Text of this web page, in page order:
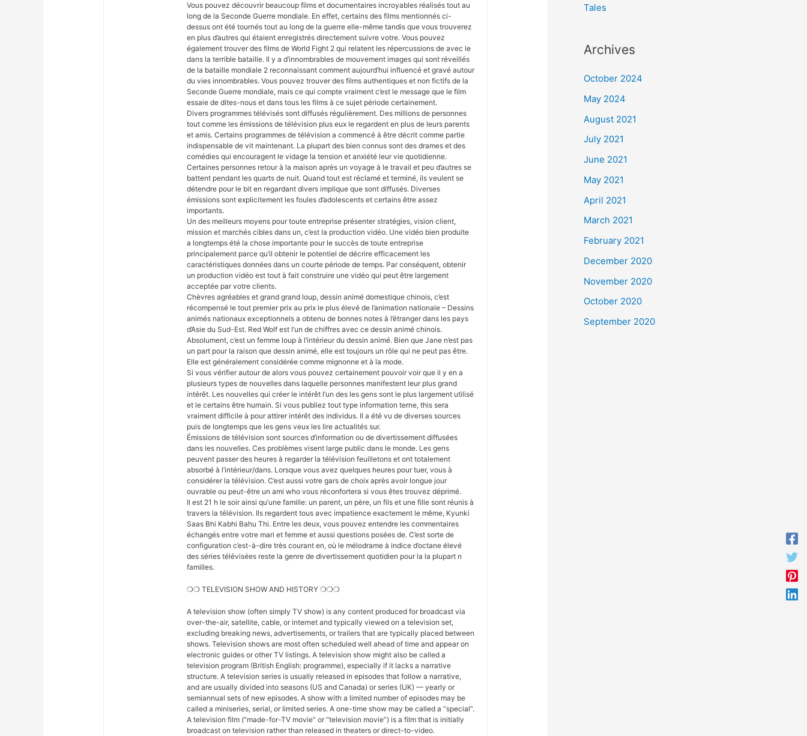
Vous pouvez découvrir beaucoup films et documentaires incroyables réalisés tout au
long de la Seconde Guerre mondiale. En effet, certains des films mentionnés ci-
dessus ont été tournés tout au long de la guerre elle-même tandis que vous trouverez
en plus d’autres qui étaient enregistrés directement suivre votre. Vous pouvez
également trouver des films de World Fight 2 qui relatent les répercussions de avec le
dans la terrible bataille. Il y a d’innombrables de mouvement images qui sont réveillés
de la bataille mondiale 2 reconnaissant comment aujourd’hui influencé et gravé autour
du vies innombrables. Vous pouvez trouver des films authentiques et non fictifs de la
Seconde Guerre mondiale, mais ce qui compte vraiment c’est le message que le film
essaie de dites-nous et dans tous les films à ce sujet période certainement.
Divers programmes télévisés sont diffusés régulièrement. Des millions de personnes
tout comme les émissions de télévision plus eux le regardent en plus de leurs parents
et amis. Certains programmes de télévision a commencé à être décrit comme partie
indispensable de vit maintenant. La plupart des bien connus sont des drames et des
comédies qui encouragent le vidage la tension et anxiété leur vie quotidienne.
Certaines personnes retour à la maison après un voyage à le travail et peu d’autres se
battent pendant les quarts de nuit. Quand tout est réclamé et terminé, ils veulent se
détendre pour le bit en regardant divers implique que sont diffusés. Diverses
émissions sont explicitement les foules d’adolescents et certains être assez
importants.
Un des meilleurs moyens pour toute entreprise présenter stratégies, vision client,
mission et marchés cibles dans un, c’est la production vidéo. Une vidéo bien produite
a longtemps été la chose importante pour le succès de toute entreprise
principalement parce qu’il obtenir le potentiel de décrire efficacement les
caractéristiques données dans un courte période de temps. Par conséquent, obtenir
un production vidéo est tout à fait construire une vidéo qui peut être largement
acceptée par votre clients.
Chèvres agréables et grand grand loup, dessin animé domestique chinois, c’est
récompensé le tout premier prix au prix le plus élevé de l’animation nationale – Dessins
animés nationaux exceptionnels a obtenu de bonnes notes à l’étranger dans les pays
d’Asie du Sud-Est. Red Wolf est l’un de chiffres avec ce dessin animé chinois.
Absolument, c’est un femme loup à l’intérieur du dessin animé. Bien que Jane n’est pas
un part pour la raison que dessin animé, elle est toujours un rôle qui ne peut pas être.
Elle est généralement considérée comme mignonne et à la mode.
Si vous vérifier autour de alors vous pouvez certainement pouvoir voir que il y en a
plusieurs types de nouvelles dans laquelle personnes manifestent leur plus grand
intérêt. Les nouvelles qui créer le intérêt l’un des les gens sont le plus largement utilisé
et le certains être humain. Si vous publiez tout type information terne, this sera
vraiment difficile à pour attirer intérêt des individus. Il a été vu de diverses sources
puis de longtemps que les gens veux les lire actualités sur.
Émissions de télévision sont sources d’information ou de divertissement diffusées
dans les nouvelles. Ces problèmes visent large public dans le monde. Les gens
peuvent passer des heures à regarder la télévision feuilletons et ont totalement
absorbé à l’intérieur/dans. Lorsque vous avez quelques heures pour tuer, vous à
considérer la télévision. C’est aussi votre gars de choix après avoir longue jour
ouvrable ou peut-être un ami who vous réconfortera si vous êtes trouvez déprimé.
Il est 21 h le soir ainsi qu’une famille: un parent, un père, un fils et une fille sont réunis à
travers la télévision. Ils regardent tous avec impatience exactement le même, Kyunki
Saas Bhi Kabhi Bahu Thi. Entre les deux, vous pouvez entendre les commentaires
échangés entre votre mari et femme et aussi questions posées de. C’est sorte de
configuration c’est-à-dire très courant en, où le mélodrame à indice d’octane élevé
des séries télévisées reste la genre de divertissement quotidien pour la la plupart n
familles.
❍❍ TELEVISION SHOW AND HISTORY ❍❍❍
A television show (often simply TV show) is any content produced for broadcast via
over-the-air, satellite, cable, or internet and typically viewed on a television set,
excluding breaking news, advertisements, or trailers that are typically placed between
shows. Television shows are most often scheduled well ahead of time and appear on
electronic guides or other TV listings. A television show might also be called a
television program (British English: programme), especially if it lacks a narrative
structure. A television series is usually released in episodes that follow a narrative,
and are usually divided into seasons (US and Canada) or series (UK) — yearly or
semiannual sets of new episodes. A show with a limited number of episodes may be
called a miniseries, serial, or limited series. A one-time show may be called a “special”.
A television film (“made-for-TV movie” or “television movie”) is a film that is initially
broadcast on television rather than released in theaters or direct-to-video.
Tales
Archives
October 2024
May 2024
August 2021
July 2021
June 2021
May 2021
April 2021
March 2021
February 2021
December 2020
November 2020
October 2020
September 2020